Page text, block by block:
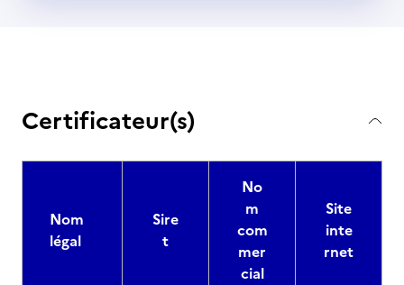
Certificateur(s)
Nom
légal
Sire
t
No
m
com
mer
cial
Site
inte
rnet